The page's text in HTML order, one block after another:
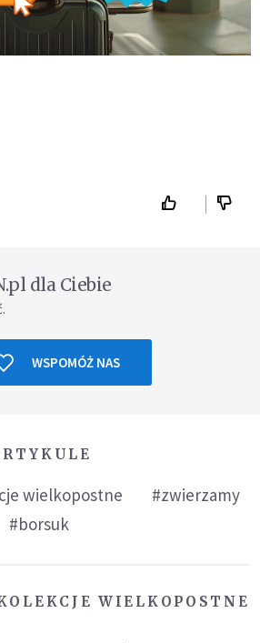
dla Ciebie
WSPOMÓŻ NAS
wielkopostne
#zwierzamy
#borsuk
WIELKOPOSTNE